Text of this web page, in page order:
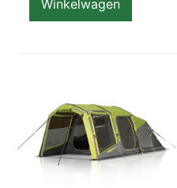
Winkelwagen